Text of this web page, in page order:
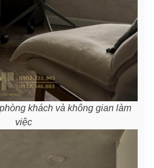
khách và không gian làm
việc